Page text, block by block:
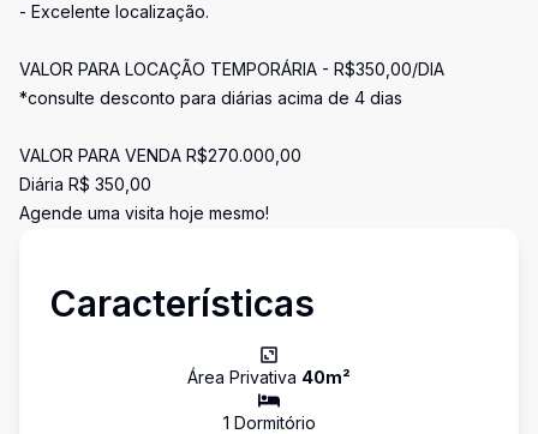
- Excelente localização.
VALOR PARA LOCAÇÃO TEMPORÁRIA - R$350,00/DIA
*consulte desconto para diárias acima de 4 dias
VALOR PARA VENDA R$270.000,00
Diária R$ 350,00
Agende uma visita hoje mesmo!
Características
Área Privativa 40m²
1 Dormitório